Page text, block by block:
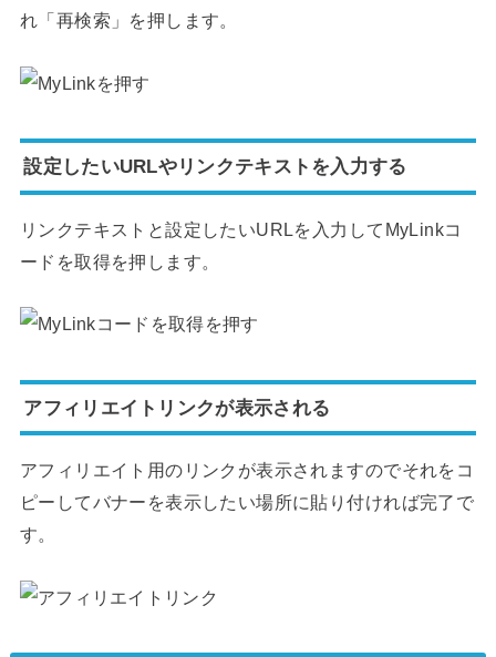
れ「再検索」を押します。
設定したいURLやリンクテキストを入力する
リンクテキストと設定したいURLを入力してMyLinkコ
ードを取得を押します。
アフィリエイトリンクが表示される
アフィリエイト用のリンクが表示されますのでそれをコ
ピーしてバナーを表示したい場所に貼り付ければ完了で
す。